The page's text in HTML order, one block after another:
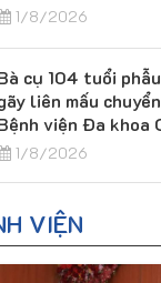
1/8/2026
cụ 104 tuổi
liên mấu
viện Đa khoa
1/8/2026
VIỆN